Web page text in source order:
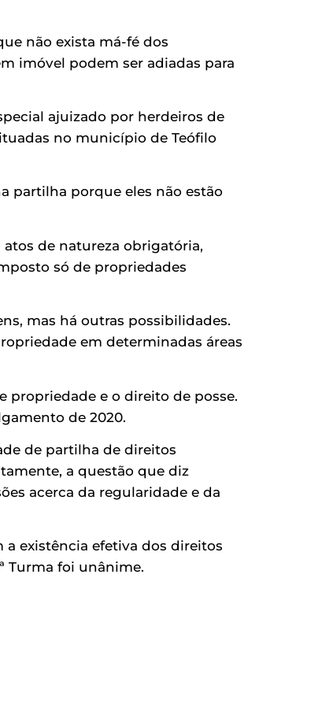
não exista má-fé dos
imóvel podem ser adiadas para
ajuizado por herdeiros de
no município de Teófilo
partilha porque eles não estão
de natureza obrigatória,
só de propriedades
mas há outras possibilidades.
em determinadas áreas
propriedade e o direito de posse.
de 2020.
de partilha de direitos
a questão que diz
acerca da regularidade e da
existência efetiva dos direitos
Turma foi unânime.